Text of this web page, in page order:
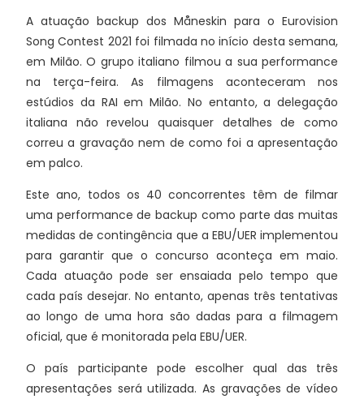
A atuação backup dos Måneskin para o Eurovision
Song Contest 2021 foi filmada no início desta semana,
em Milão. O grupo italiano filmou a sua performance
na terça-feira. As filmagens aconteceram nos
estúdios da RAI em Milão. No entanto, a delegação
italiana não revelou quaisquer detalhes de como
correu a gravação nem de como foi a apresentação
em palco.
Este ano, todos os 40 concorrentes têm de filmar
uma performance de backup como parte das muitas
medidas de contingência que a EBU/UER implementou
para garantir que o concurso aconteça em maio.
Cada atuação pode ser ensaiada pelo tempo que
cada país desejar. No entanto, apenas três tentativas
ao longo de uma hora são dadas para a filmagem
oficial, que é monitorada pela EBU/UER.
O país participante pode escolher qual das três
apresentações será utilizada. As gravações de vídeo